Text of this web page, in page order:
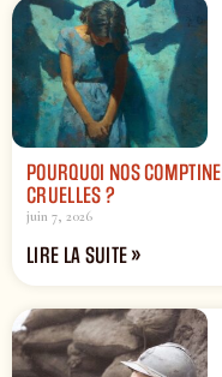
POURQUOI NOS
CRUELLES ?
juin 7, 2026
LIRE LA SUITE »